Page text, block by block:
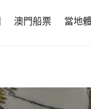
澳門船票 當地